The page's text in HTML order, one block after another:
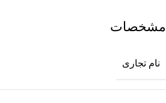
مشخصات
نام تجاری